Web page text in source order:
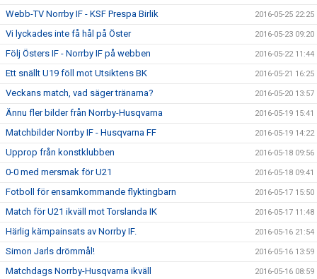
Webb-TV Norrby IF - KSF Prespa Birlik 2016-05-25 22:25
Vi lyckades inte få hål på Öster 2016-05-23 09:20
Följ Östers IF - Norrby IF på webben 2016-05-22 11:44
Ett snällt U19 föll mot Utsiktens BK 2016-05-21 16:25
Veckans match, vad säger tränarna? 2016-05-20 13:57
Ännu fler bilder från Norrby-Husqvarna 2016-05-19 15:41
Matchbilder Norrby IF - Husqvarna FF 2016-05-19 14:22
Upprop från konstklubben 2016-05-18 09:56
0-0 med mersmak för U21 2016-05-18 09:41
Fotboll för ensamkommande flyktingbarn 2016-05-17 15:50
Match för U21 ikväll mot Torslanda IK 2016-05-17 11:48
Härlig kämpainsats av Norrby IF. 2016-05-16 21:54
Simon Jarls drömmål! 2016-05-16 13:59
Matchdags Norrby-Husqvarna ikväll 2016-05-16 08:59